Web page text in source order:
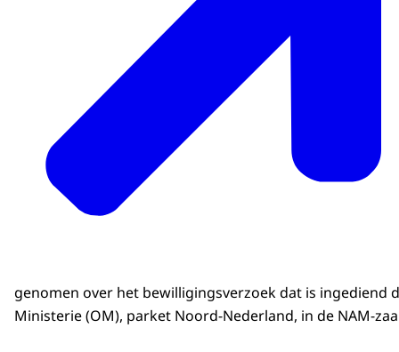
genomen over het bewilligingsverzoek dat is ingediend
Ministerie (OM), parket Noord-Nederland, in de NAM-